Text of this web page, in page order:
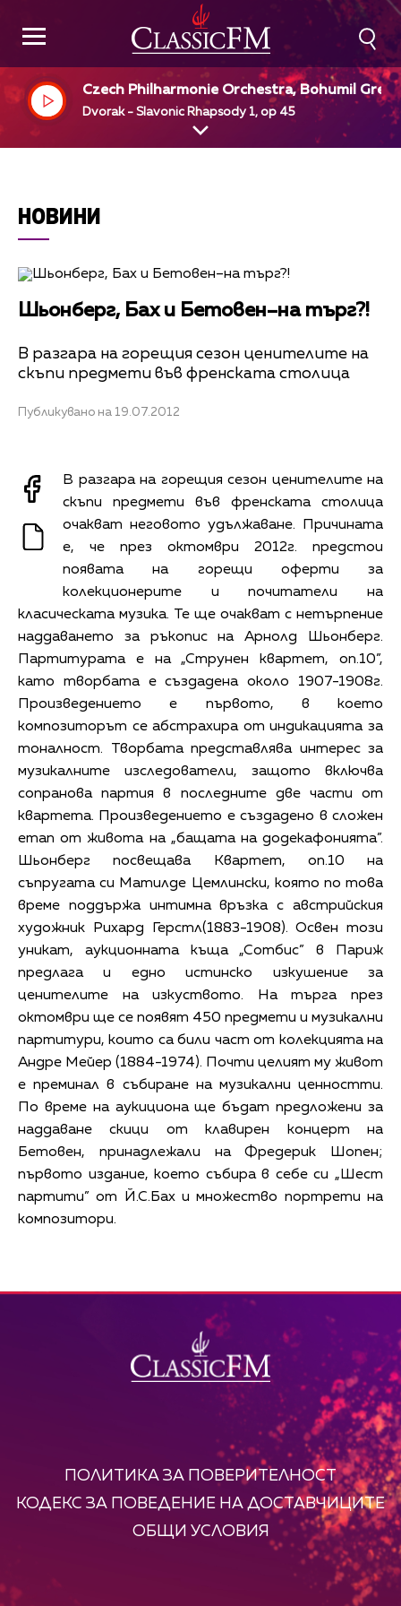
Czech Philharmonie Orchestra, Bohumil
dir
Dvorak - Slavonic Rhapsody 1, op 45
НОВИНИ
Шьонберг, Бах и Бетовен–на търг?!
В разгара на горещия сезон ценителите на
скъпи предмети във френската столица
Публикувано на 19.07.2012
В разгара на горещия сезон ценителите на
скъпи предмети във френската столица
очакват неговото удължаване. Причината
е, че през октомври 2012г. предстои
появата на горещи оферти за
колекционерите и почитатели на
класическата музика. Те ще очакват с нетърпение
наддаването за ръкопис на Арнолд Шьонберг.
Партитурата е на „Струнен квартет, оп.10”,
като творбата е създадена около 1907-1908г.
Произведението е първото, в което
композиторът се абстрахира от индикацията за
тоналност. Творбата представлява интерес за
музикалните изследователи, защото включва
сопранова партия в последните две части от
квартета. Произведението е създадено в сложен
етап от живота на „бащата на додекафонията”.
Шьонберг посвещава Квартет, оп.10 на
съпругата си Матилде Цемлински, която по това
време поддържа интимна връзка с австрийския
художник Рихард Герстл(1883-1908). Освен този
уникат, аукционната къща „Сотбис” в Париж
предлага и едно истинско изкушение за
ценителите на изкуството. На търга през
октомври ще се появят 450 предмети и музикални
партитури, които са били част от колекцията на
Андре Мейер (1884-1974). Почти целият му живот
е преминал в събиране на музикални ценностти.
По време на аукициона ще бъдат предложени за
наддаване скици от клавирен концерт на
Бетовен, принадлежали на Фредерик Шопен;
първото издание, което събира в себе си „Шест
партити” от Й.С.Бах и множество портрети на
композитори.
ПОЛИТИКА ЗА ПОВЕРИТЕЛНОСТ
КОДЕКС ЗА ПОВЕДЕНИЕ НА ДОСТАВЧИЦИТЕ
ОБЩИ УСЛОВИЯ